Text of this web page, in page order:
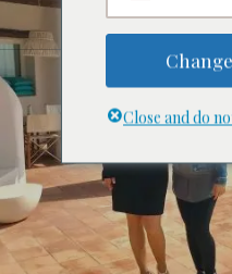
Close and do